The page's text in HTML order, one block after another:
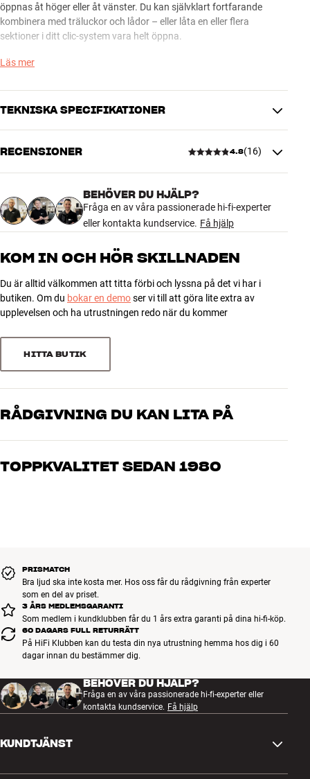
öppnas åt höger eller åt vänster. Du kan självklart fortfarande
kombinera med träluckor och lådor – eller låta en eller flera
sektioner i ditt clic-system vara helt öppna.
clic C21 passar till möblerna clic 211, 212, 221-2, 222-2, 230, 231,
Tygluckorna från clic finns i utförandena svart, vitt eller silver.
rekommenderar clic att du väljer silver eller svart om du måste
Mer från Clic
Läs mer
TEKNISKA SPECIFIKATIONER
DIMENSIONER OCH DESIGN
Färg
Blå
Modell / Variant
Dark Blue
Vikt (kg)
0
Vikt emballage (kg)
0
Tyglucka till clic-möbler
Passar till clic 211, 212, 221-2, 222-2, 230, 231, 232, 410, 420 och
Färger: Vit, svart eller silver
RECENSIONER 4.8(16)
4.8
5
4
1
Sortera efter
BEHÖVER DU HJÄLP?
Fråga en av våra passionerade hi-fi-experter
eller kontakta kundservice. Få hjälp
KOM IN OCH HÖR SKILLNADEN
Du är alltid välkommen att titta förbi och lyssna på det vi har i
butiken. Om du bokar en demoser vi till att göra lite extra av
upplevelsen och ha utrustningen redo när du kommer
HITTA BUTIK
RÅDGIVNING DU KAN LITA PÅ
Våra medarbetare är riktiga entusiaster som kan produkterna och
vad du drömmer om, så hjälper vi dig att hitta den lösning som
TOPPKVALITET SEDAN 1980
PRISMATCH
Bra ljud ska inte kosta mer. Hos oss får du rådgivning från experter
som en del av priset.
3 ÅRS MEDLEMSGARANTI
Som medlem i kundklubben får du 1 års extra garanti på dina hi-fi-köp.
60 DAGARS FULL RETURRÄTT
På HiFi Klubben kan du testa din nya utrustning hemma hos dig i 60
dagar innan du bestämmer dig.
BEHÖVER DU HJÄLP?
Fråga en av våra passionerade hi-fi-experter eller
kontakta kundservice. Få hjälp
KUNDTJÄNST